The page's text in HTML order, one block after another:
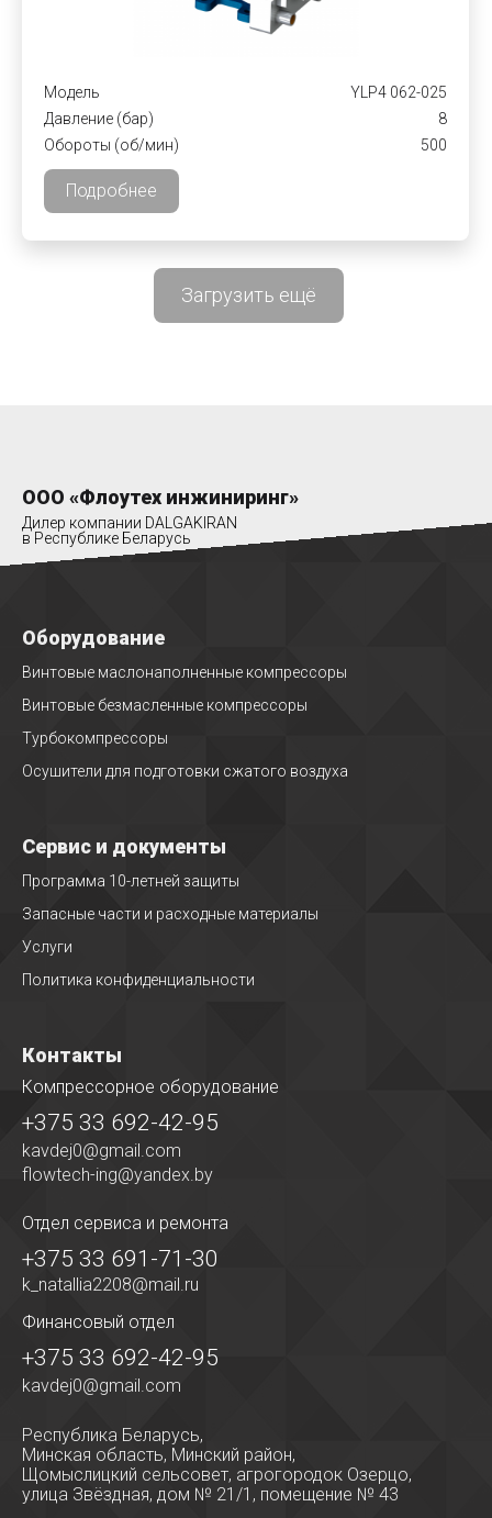
Модель
YLP4 062-025
Давление (бар)
8
Обороты (об/мин)
500
Подробнее
Загрузить ещё
ООО «Флоутех инжиниринг»
Дилер компании DALGAKIRAN
в Республике Беларусь
Оборудование
Винтовые маслонаполненные компрессоры
Винтовые безмасленные компрессоры
Турбокомпрессоры
Осушители для подготовки сжатого воздуха
Сервис и документы
Программа 10-летней защиты
Запасные части и расходные материалы
Услуги
Политика конфиденциальности
Контакты
Компрессорное оборудование
+375 33 692-42-95
kavdej0@gmail.com
flowtech-ing@yandex.by
Отдел сервиса и ремонта
+375 33 691-71-30
k_natallia2208@mail.ru
Финансовый отдел
+375 33 692-42-95
kavdej0@gmail.com
Республика Беларусь,
Минская область, Минский район,
Щомыслицкий сельсовет, агрогородок Озерцо,
улица Звёздная, дом № 21/1, помещение № 43